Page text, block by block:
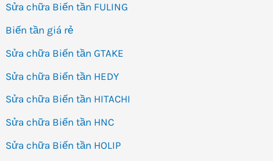
Sửa chữa Biến tần FULING
Biến tần giá rẻ
Sửa chữa Biến tần GTAKE
Sửa chữa Biến tần HEDY
Sửa chữa Biến tần HITACHI
Sửa chữa Biến tần HNC
Sửa chữa Biến tần HOLIP